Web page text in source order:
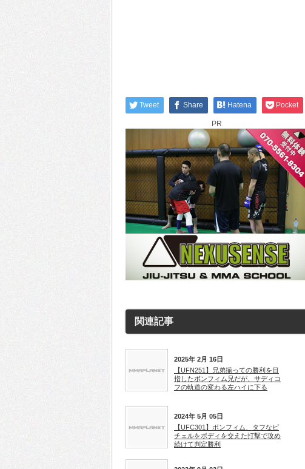
Tweet Share Hatena Pocket
PR
関連記事
2025年 2月 16日
【UFN251】兄弟揃っての勝利を目
指したボンフィム兄だが、サディコ
フの軌道の変わる左ハイに下る
2024年 5月 05日
【UFC301】ボンフィム、タフなピ
チェルをボディを交えた打撃で攻め
続けて判定勝利